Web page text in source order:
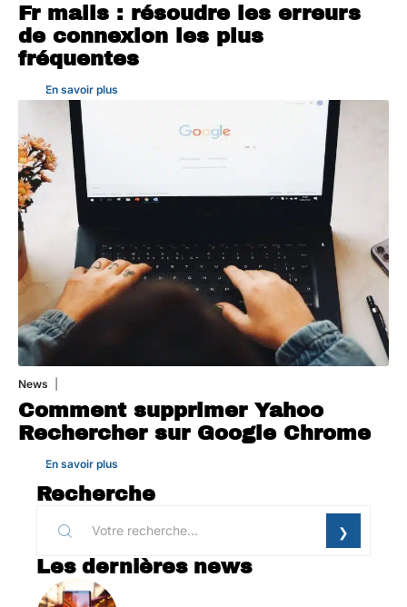
Fr mails : résoudre les erreurs
de connexion les plus
fréquentes
En savoir plus
News
Comment supprimer Yahoo
Rechercher sur Google Chrome
En savoir plus
Recherche
Les dernières news